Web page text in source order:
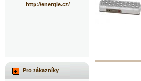
http://energie.cz/
Pro zákazníky